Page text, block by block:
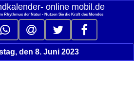
online mobil.de
Rhythmus der Natur - Nutzen Sie die Kraft des Mondes
den 8. Juni 2023